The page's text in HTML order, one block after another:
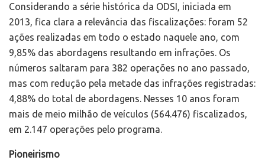
Considerando a série histórica da ODSI, iniciada em
2013, fica clara a relevância das fiscalizações: foram 52
ações realizadas em todo o estado naquele ano, com
9,85% das abordagens resultando em infrações. Os
números saltaram para 382 operações no ano passado,
mas com redução pela metade das infrações registradas:
4,88% do total de abordagens. Nesses 10 anos foram
mais de meio milhão de veículos (564.476) fiscalizados,
em 2.147 operações pelo programa.
Pioneirismo